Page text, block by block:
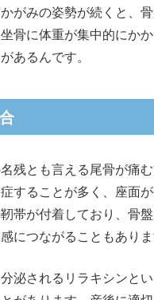
がみの姿勢が続くと、
骨に体重が集中的にか
あるんです。
残とも言える尾骨が痛
することが多く、座面
帯が付着しており、骨
につながることもありま
泌されるリラキシンと